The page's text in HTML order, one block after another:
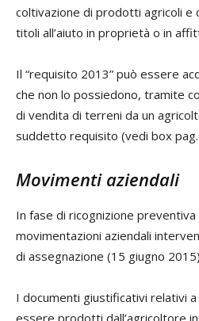
coltivazione di prodotti agricoli e
titoli all’aiuto in proprietà o in
Il “requisito 2013” può essere
che non lo possiedono, tramite
di vendita di terreni da un
suddetto requisito (vedi box pag.
Movimenti aziendali
In fase di ricognizione
movimentazioni aziendali
di assegnazione (15 giugno
I documenti giustificativi relativi
essere prodotti dall’agricoltore